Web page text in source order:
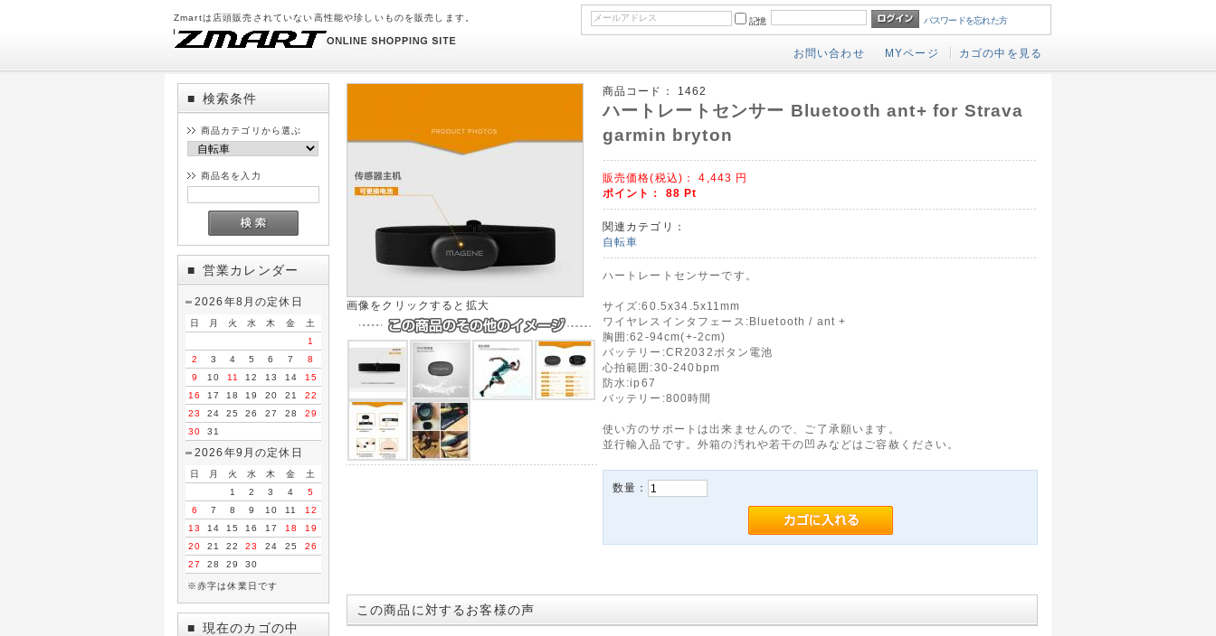
Zmartは店頭販売されていない高性能や珍しいものを販売します。 記憶 パスワードを忘れた方
お問い合わせ MYページ カゴの中を見る
■ 検索条件
商品カテゴリから選ぶ
商品名を入力
■ 営業カレンダー
2026年8月の定休日
日 月 火 水 木 金
土
1
2
3 4 5 6 7
8
9
10 11 12 13 14
15
16
17 18 19 20 21
22
23
24 25 26 27 28
29
30
31
2026年9月の定休日
日 月 火 水 木 金
土
1
2 3 4
5
6
7 8 9 10 11
12
13
14 15 16 17 18
19
20
21 22 23 24 25
26
27
28 29 30
※赤字は休業日です
■ 現在のカゴの中
画像をクリックすると拡大
商品コード： 1462
ハートレートセンサー Bluetooth ant+ for Strava
garmin bryton
販売価格(税込)：4,443 円
ポイント： 88Pt
関連カテゴリ：
自転車
ハートレートセンサーです。
サイズ:60.5x34.5x11mm
ワイヤレスインタフェース:Bluetooth / ant +
胸囲:62-94cm(+-2cm)
バッテリー:CR2032ボタン電池
心拍範囲:30-240bpm
防水:ip67
バッテリー:800時間
使い方のサポートは出来ませんので、ご了承願います。
並行輸入品です。外箱の汚れや若干の凹みなどはご容赦ください。
数量：
この商品に対するお客様の声